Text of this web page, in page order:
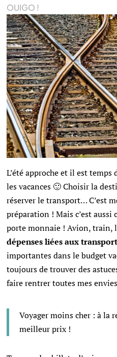
OUIGO !
L’été approche et il est temps
les vacances 🙂 Choisir la
réserver le transport… C’est
préparation ! Mais c’est
porte monnaie ! Avion, train,
dépenses liées aux
importantes dans le budget
toujours de trouver des
faire rentrer toutes mes
Voyager moins cher : à la
meilleur prix !